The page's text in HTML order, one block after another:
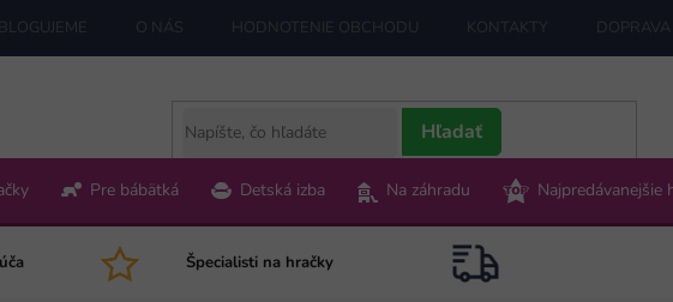
BLOGUJEME O NÁS HODNOTENIE OBCHODU KONTAKTY
Hľadať
Pre bábätká Detská izba Na záhradu Najpredávanejšie
Špecialisti na hračky